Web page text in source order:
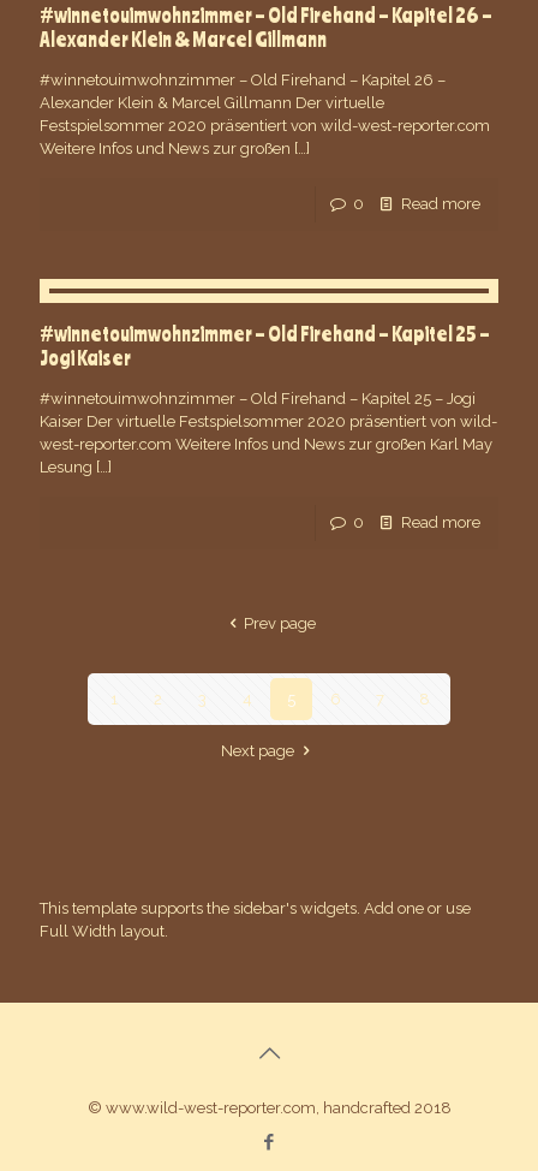
#winnetouimwohnzimmer – Old Firehand – Kapitel 26 –
Alexander Klein & Marcel Gillmann
#winnetouimwohnzimmer – Old Firehand – Kapitel 26 –
Alexander Klein & Marcel Gillmann Der virtuelle
Festspielsommer 2020 präsentiert von wild-west-reporter.com
Weitere Infos und News zur großen […]
0 Read more
#winnetouimwohnzimmer – Old Firehand – Kapitel 25 –
Jogi Kaiser
#winnetouimwohnzimmer – Old Firehand – Kapitel 25 – Jogi
Kaiser Der virtuelle Festspielsommer 2020 präsentiert von wild-
west-reporter.com Weitere Infos und News zur großen Karl May
Lesung […]
0 Read more
Prev page
1 2 3 4 5 6 7 8
Next page
This template supports the sidebar's widgets. Add one or use
Full Width layout.
© www.wild-west-reporter.com, handcrafted 2018